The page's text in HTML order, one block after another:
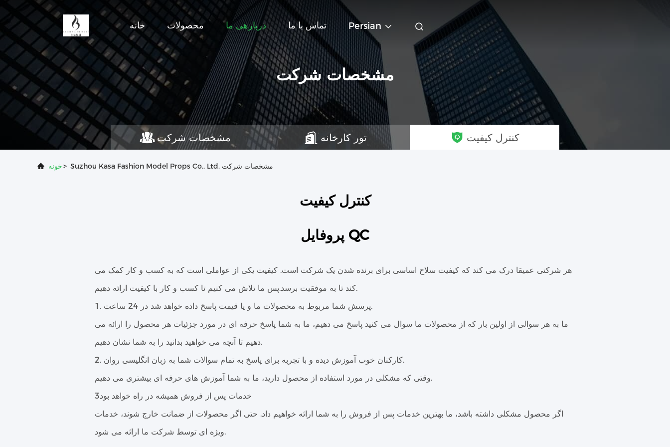
خانه محصولات دربارهی ما تماس با ما Persian
مشخصات شرکت
مشخصات شرکت تور کارخانه کنترل کیفیت
خونه> Suzhou Kasa Fashion Model Props Co., Ltd. مشخصات شرکت
کنترل کیفیت
پروفایل QC
هر شرکتی عمیقا درک می کند که کیفیت سلاح اساسی برای برنده شدن یک شرکت است. کیفیت یکی از عواملی است که به کسب و کار کمک می
کند تا به موفقیت برسد.پس ما تلاش می کنیم تا کسب و کار با کیفیت ارائه دهیم.
1. پرسش شما مربوط به محصولات ما و یا قیمت پاسخ داده خواهد شد در 24 ساعت.
ما به هر سوالی از اولین بار که از محصولات ما سوال می کنید پاسخ می دهیم، ما به شما پاسخ حرفه ای در مورد جزئیات هر محصول را ارائه می
دهیم تا آنچه می خواهید بدانید را به شما نشان دهیم.
2. کارکنان خوب آموزش دیده و با تجربه برای پاسخ به تمام سوالات شما به زبان انگلیسی روان.
وقتی که مشکلی در مورد استفاده از محصول دارید، ما به شما آموزش های حرفه ای بیشتری می دهیم.
3خدمات پس از فروش هميشه در راه خواهد بود
اگر محصول مشکلی داشته باشد، ما بهترین خدمات پس از فروش را به شما ارائه خواهیم داد. حتی اگر محصولات از ضمانت خارج شوند، خدمات
ویژه ای توسط شرکت ما ارائه می شود.